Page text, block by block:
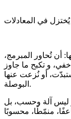
في المعادلات
أن تُحاور المبرمج،
و تكبح ما جاوز
أو نُزعت عنها
البوصلة.
ليس آلة وحسب، بل